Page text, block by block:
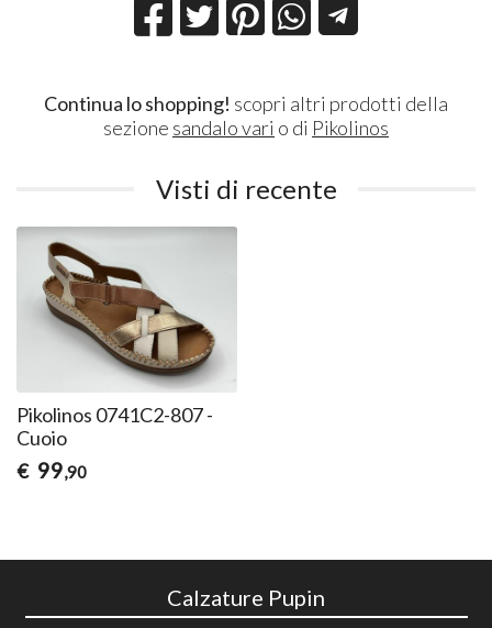
Continua lo shopping! scopri altri prodotti della
sezione sandalo vari o di Pikolinos
Visti di recente
Pikolinos 0741C2-807 -
Cuoio
€ 99,90
Calzature Pupin